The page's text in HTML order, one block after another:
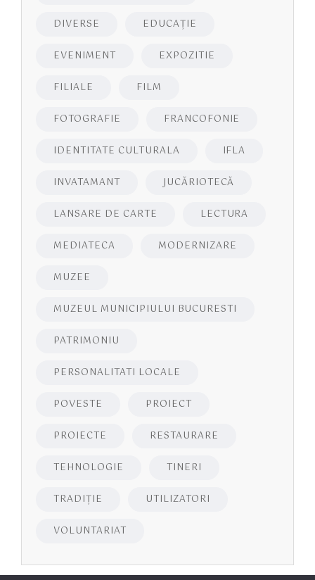
DIVERSE EDUCAŢIE
EVENIMENT EXPOZITIE
FILIALE FILM
FOTOGRAFIE FRANCOFONIE
IDENTITATE CULTURALA IFLA
INVATAMANT JUCĂRIOTECĂ
LANSARE DE CARTE LECTURA
MEDIATECA MODERNIZARE
MUZEE
MUZEUL MUNICIPIULUI BUCURESTI
PATRIMONIU
PERSONALITATI LOCALE
POVESTE PROIECT
PROIECTE RESTAURARE
TEHNOLOGIE TINERI
TRADIȚIE UTILIZATORI
VOLUNTARIAT